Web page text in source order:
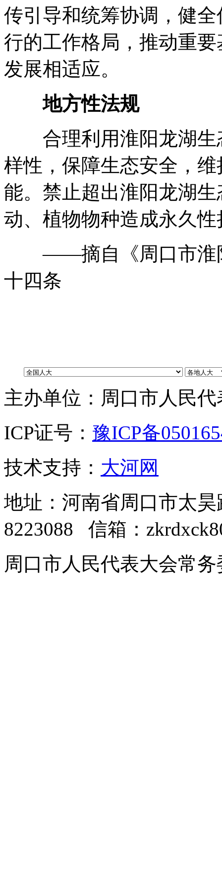
传引导和统筹协调 ， 健全
行的工作格局 ， 推动重
发展相适应。
地方性法规
合理利用淮阳龙湖生
样性 ， 保障生态安全 ， 维
能。 禁止超出淮阳龙湖
动、植物物种造成永久
——摘自《周口市淮阳
十四条
主办单位：周口市人民
ICP证号： 豫ICP备
技术支持： 大河网
地址：河南省周口市太
8223088 信箱：
周口市人民代表大会常